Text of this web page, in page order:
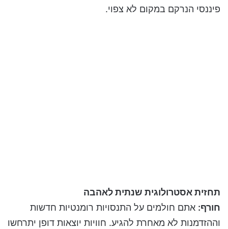
פיננסי הנרקם במקום לא צפוי.
תחזית אסטרולוגית שנתית לאהבה
חורף: אתם חולמים על התנסויות רומנטיות חדשות
וההזדמנות לא מאחרת להגיע. חוויות יוצאות דופן יתרחשו